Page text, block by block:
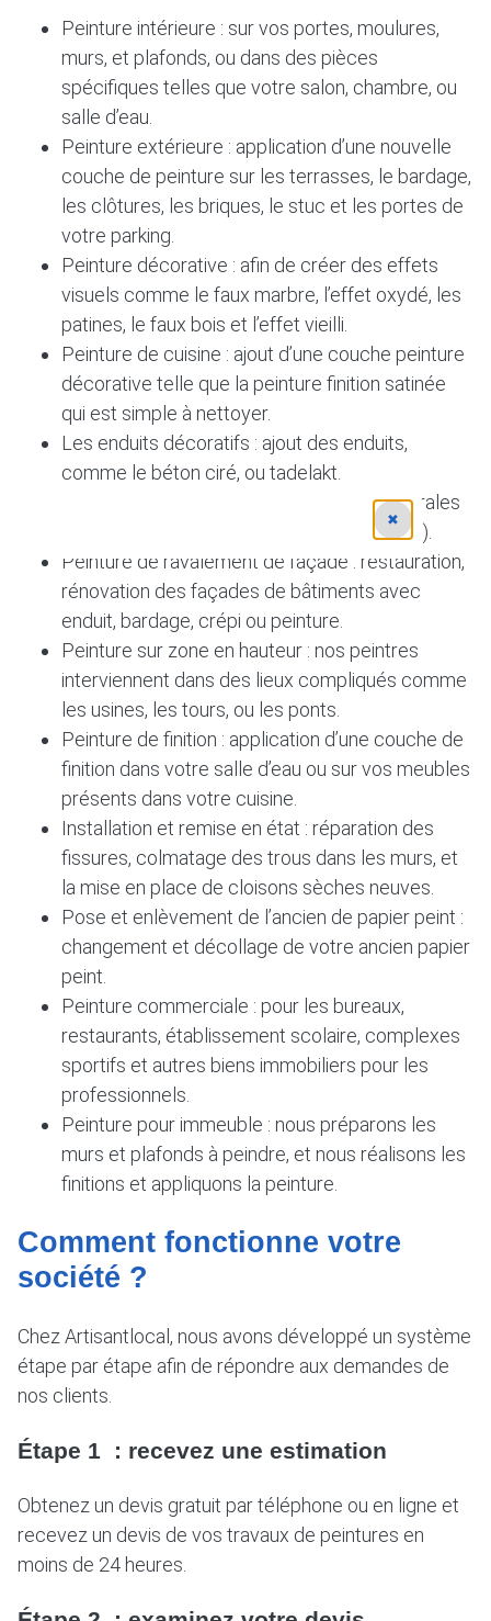
Peinture intérieure : sur vos portes, moulures,
murs, et plafonds, ou dans des pièces
spécifiques telles que votre salon, chambre, ou
salle d’eau.
Peinture extérieure : application d’une nouvelle
couche de peinture sur les terrasses, le bardage,
les clôtures, les briques, le stuc et les portes de
votre parking.
Peinture décorative : afin de créer des effets
visuels comme le faux marbre, l’effet oxydé, les
patines, le faux bois et l’effet vieilli.
Peinture de cuisine : ajout d’une couche peinture
décorative telle que la peinture finition satinée
qui est simple à nettoyer.
Les enduits décoratifs : ajout des enduits,
comme le béton ciré, ou tadelakt.
Artiste peintre : réalisation de peintures murales
(extérieur, intérieur, artistique ou décorative).
Peinture de ravalement de façade : restauration,
rénovation des façades de bâtiments avec
enduit, bardage, crépi ou peinture.
Peinture sur zone en hauteur : nos peintres
interviennent dans des lieux compliqués comme
les usines, les tours, ou les ponts.
Peinture de finition : application d’une couche de
finition dans votre salle d’eau ou sur vos meubles
présents dans votre cuisine.
Installation et remise en état : réparation des
fissures, colmatage des trous dans les murs, et
la mise en place de cloisons sèches neuves.
Pose et enlèvement de l’ancien de papier peint :
changement et décollage de votre ancien papier
peint.
Peinture commerciale : pour les bureaux,
restaurants, établissement scolaire, complexes
sportifs et autres biens immobiliers pour les
professionnels.
Peinture pour immeuble : nous préparons les
murs et plafonds à peindre, et nous réalisons les
finitions et appliquons la peinture.
Comment fonctionne votre
société ?
Chez Artisantlocal, nous avons développé un système
étape par étape afin de répondre aux demandes de
nos clients.
Étape 1 : recevez une estimation
Obtenez un devis gratuit par téléphone ou en ligne et
recevez un devis de vos travaux de peintures en
moins de 24 heures.
✖